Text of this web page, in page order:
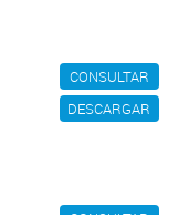
CONSULTAR
DESCARGAR